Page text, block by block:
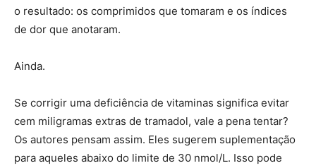
o resultado: os comprimidos que tomaram e os índices
de dor que anotaram.
Ainda.
Se corrigir uma deficiência de vitaminas significa evitar
cem miligramas extras de tramadol, vale a pena tentar?
Os autores pensam assim. Eles sugerem suplementação
para aqueles abaixo do limite de 30 nmol/L. Isso pode